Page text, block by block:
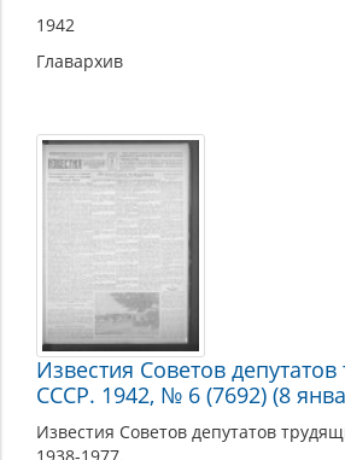
1942
Главархив
Известия Советов
СССР. 1942, № 6 (7692) (8
Известия Советов депутатов